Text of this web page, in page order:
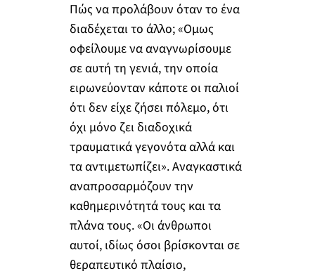
Πώς να προλάβουν όταν το ένα
διαδέχεται το άλλο; «Ομως
οφείλουμε να αναγνωρίσουμε
σε αυτή τη γενιά, την οποία
ειρωνεύονταν κάποτε οι παλιοί
ότι δεν είχε ζήσει πόλεμο, ότι
όχι μόνο ζει διαδοχικά
τραυματικά γεγονότα αλλά και
τα αντιμετωπίζει». Αναγκαστικά
αναπροσαρμόζουν την
καθημερινότητά τους και τα
πλάνα τους. «Οι άνθρωποι
αυτοί, ιδίως όσοι βρίσκονται σε
θεραπευτικό πλαίσιο,